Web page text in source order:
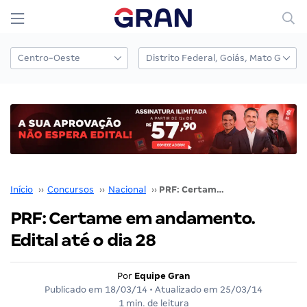
Início ›› Concursos ›› Nacional ›› PRF: Certame em andamento. Edital até o dia 28
PRF: Certame em andamento.
Edital até o dia 28
Por Equipe Gran
Publicado em 18/03/14 • Atualizado em 25/03/14
1 min. de leitura